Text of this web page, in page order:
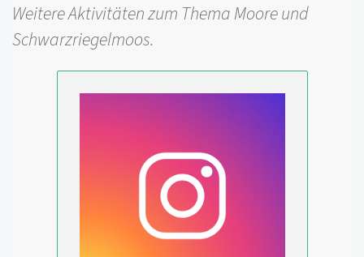
Weitere Aktivitäten zum Thema Moore und
Schwarzriegelmoos.